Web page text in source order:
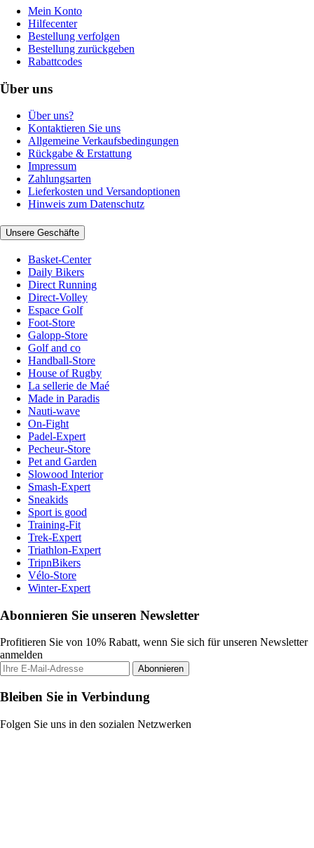
Mein Konto
Hilfecenter
Bestellung verfolgen
Bestellung zurückgeben
Rabattcodes
Über uns
Über uns?
Kontaktieren Sie uns
Allgemeine Verkaufsbedingungen
Rückgabe & Erstattung
Impressum
Zahlungsarten
Lieferkosten und Versandoptionen
Hinweis zum Datenschutz
Unsere Geschäfte
Basket-Center
Daily Bikers
Direct Running
Direct-Volley
Espace Golf
Foot-Store
Galopp-Store
Golf and co
Handball-Store
House of Rugby
La sellerie de Maé
Made in Paradis
Nauti-wave
On-Fight
Padel-Expert
Pecheur-Store
Pet and Garden
Slowood Interior
Smash-Expert
Sneakids
Sport is good
Training-Fit
Trek-Expert
Triathlon-Expert
TripnBikers
Vélo-Store
Winter-Expert
Abonnieren Sie unseren Newsletter
Profitieren Sie von 10% Rabatt, wenn Sie sich für unseren Newsletter
anmelden
Abonnieren
Bleiben Sie in Verbindung
Folgen Sie uns in den sozialen Netzwerken